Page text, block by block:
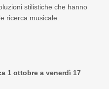
stilistiche che hanno
ricerca musicale.
1 ottobre a venerdì 17